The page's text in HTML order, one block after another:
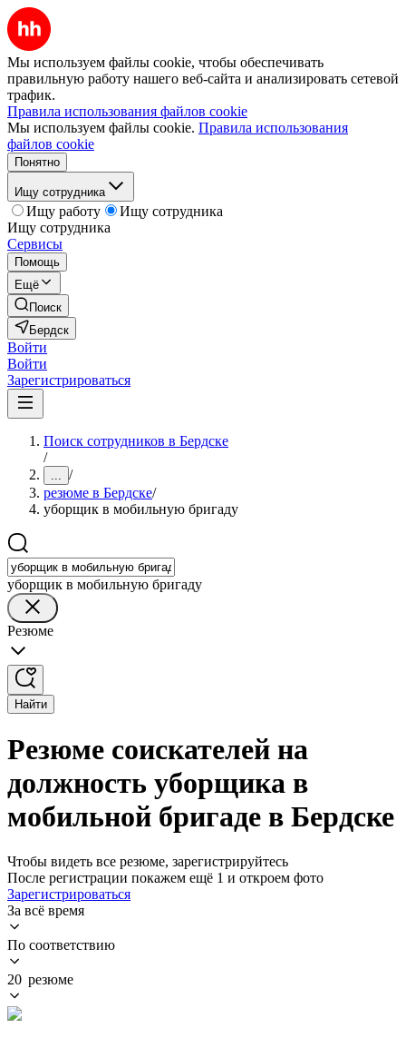
Мы используем файлы cookie, чтобы обеспечивать
правильную работу нашего веб-сайта и анализировать сетевой
трафик.
Правила использования файлов cookie
Мы используем файлы cookie. Правила использования
файлов cookie
Понятно
Ищу сотрудника
Ищу работу
Ищу сотрудника
Ищу сотрудника
Сервисы
Помощь
Ещё
Поиск
Бердск
Войти
Войти
Зарегистрироваться
Поиск сотрудников в Бердске
/
... /
резюме в Бердске/
уборщик в мобильную бригаду
уборщик в мобильную бригаду
Резюме
Найти
Резюме соискателей на
должность уборщика в
мобильной бригаде в Бердске
Чтобы видеть все резюме, зарегистрируйтесь
После регистрации покажем ещё 1 и откроем фото
Зарегистрироваться
За всё время
По соответствию
20 резюме